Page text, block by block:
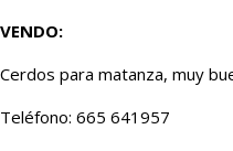
VENDO:
Cerdos para matanza, muy
Teléfono: 665 641957